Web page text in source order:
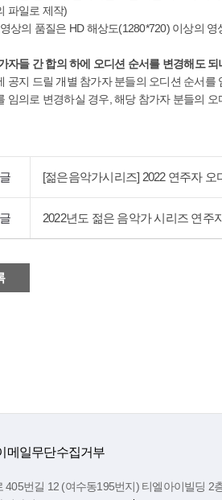
파일로 제작)
상의 품질은 HD 해상도(1280*720) 이상의
자들 간 합의 하에 오디션 순서를 변경해도 되
공지 드릴 개별 참가자 분들의 오디션 순서를
임의로 변경하실 경우, 해당 참가자 분들의
[젊은음악가시리즈] 2022 연주자 오
2022년도 젊은 음악가 시리즈 연주
메일무단수집거부
405번길 12 (여수동195번지) 티엘아이빌딩 2